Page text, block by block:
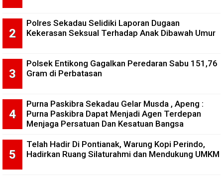
Polres Sekadau Selidiki Laporan Dugaan
Kekerasan Seksual Terhadap Anak Dibawah Umur
Polsek Entikong Gagalkan Peredaran Sabu 151,76
Gram di Perbatasan
Purna Paskibra Sekadau Gelar Musda , Apeng :
Purna Paskibra Dapat Menjadi Agen Terdepan
Menjaga Persatuan Dan Kesatuan Bangsa
Telah Hadir Di Pontianak, Warung Kopi Perindo,
Hadirkan Ruang Silaturahmi dan Mendukung UMKM